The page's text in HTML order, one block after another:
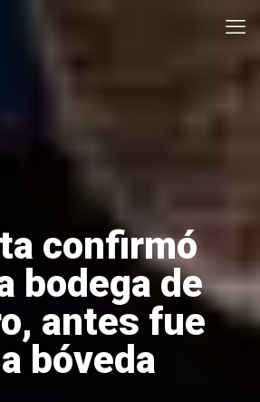
confirmó
bodega de
antes fue
bóveda